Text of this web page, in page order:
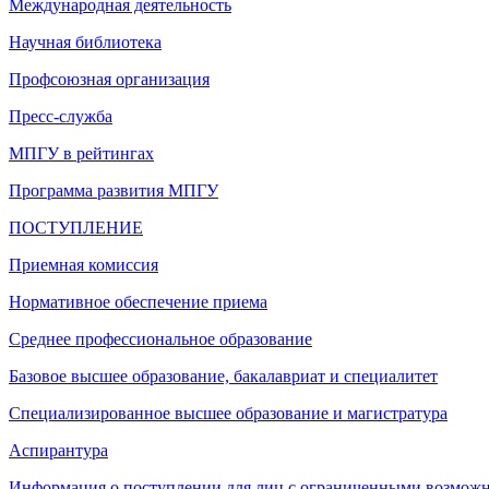
Международная деятельность
Научная библиотека
Профсоюзная организация
Пресс-служба
МПГУ в рейтингах
Программа развития МПГУ
ПОСТУПЛЕНИЕ
Приемная комиссия
Нормативное обеспечение приема
Среднее профессиональное образование
Базовое высшее образование, бакалавриат и специалитет
Специализированное высшее образование и магистратура
Аспирантура